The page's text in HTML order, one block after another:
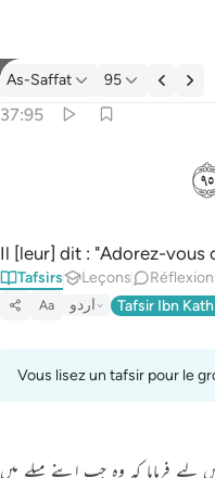
Tafsir: As-Saffat 37:95
As-Saffat 95
37:95
Il [leur] dit : "Adorez-vous
Tafsirs Leçons
Aa اردو Tafsir Ibn
Vous lisez un tafsir pour le
لیے فرمایا کہ وہ جب اپنے میلے میں